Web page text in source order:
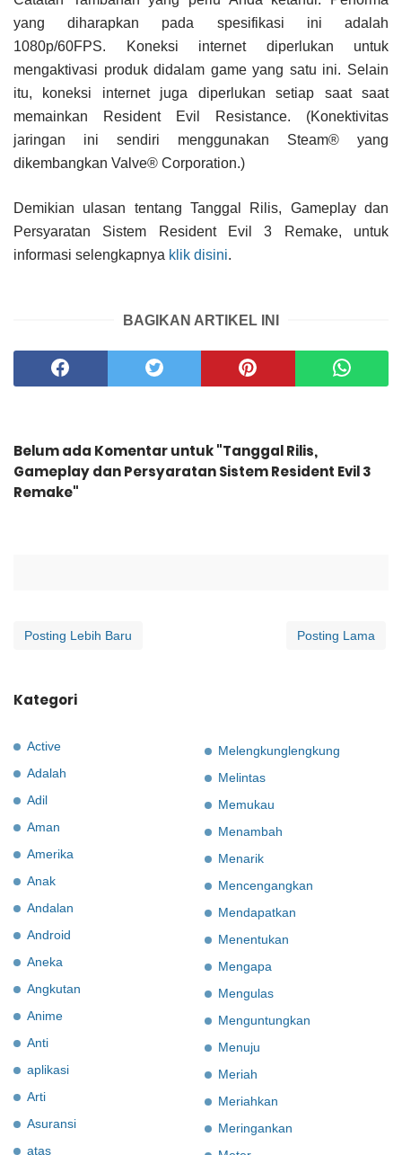
yang diharapkan pada spesifikasi ini adalah
1080p/60FPS. Koneksi internet diperlukan untuk
mengaktivasi produk didalam game yang satu ini. Selain
itu, koneksi internet juga diperlukan setiap saat saat
memainkan Resident Evil Resistance. (Konektivitas
jaringan ini sendiri menggunakan Steam® yang
dikembangkan Valve® Corporation.)
Demikian ulasan tentang Tanggal Rilis, Gameplay dan
Persyaratan Sistem Resident Evil 3 Remake, untuk
informasi selengkapnya klik disini.
BAGIKAN ARTIKEL INI
Belum ada Komentar untuk "Tanggal Rilis,
Gameplay dan Persyaratan Sistem Resident Evil 3
Remake"
Posting Lebih Baru Posting Lama
Kategori
Active
Adalah
Adil
Aman
Amerika
Anak
Andalan
Android
Aneka
Angkutan
Anime
Anti
aplikasi
Arti
Asuransi
atas
Melengkunglengkung
Melintas
Memukau
Menambah
Menarik
Mencengangkan
Mendapatkan
Menentukan
Mengapa
Mengulas
Menguntungkan
Menuju
Meriah
Meriahkan
Meringankan